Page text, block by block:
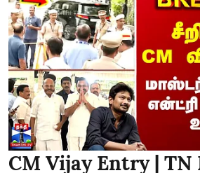
CM Vijay Entry | TN